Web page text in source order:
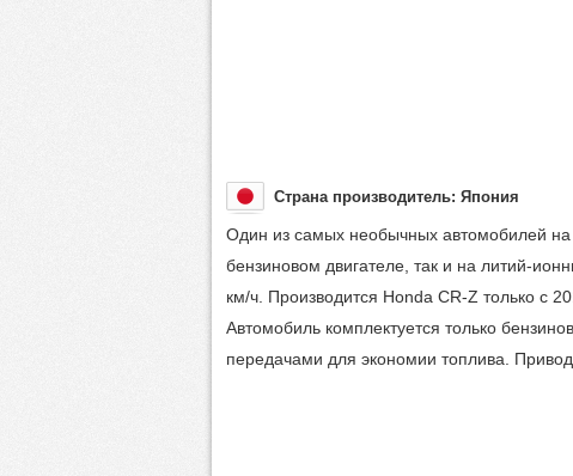
Страна производитель: Япония
Один из самых необычных автомобилей на
бензиновом двигателе, так и на литий-
км/ч. Производится Honda CR-Z только с
Автомобиль комплектуется только
передачами для экономии топлива.